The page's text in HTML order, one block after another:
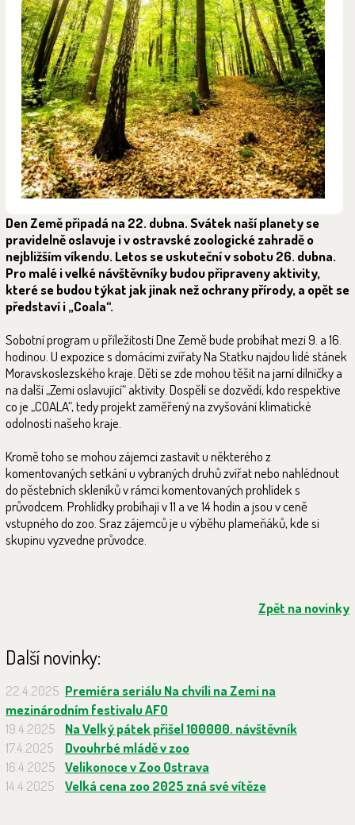
Den Země připadá na 22. dubna. Svátek naší planety se
pravidelně oslavuje i v ostravské zoologické zahradě o
nejbližším víkendu. Letos se uskuteční v sobotu 26. dubna.
Pro malé i velké návštěvníky budou připraveny aktivity,
které se budou týkat jak jinak než ochrany přírody, a opět se
představí i „Coala“.
Sobotní program u příležitosti Dne Země bude probíhat mezi 9. a 16.
hodinou. U expozice s domácími zvířaty Na Statku najdou lidé stánek
Moravskoslezského kraje. Děti se zde mohou těšit na jarní dílničky a
na další „Zemi oslavující“ aktivity. Dospělí se dozvědí, kdo respektive
co je „COALA“, tedy projekt zaměřený na zvyšování klimatické
odolnosti našeho kraje.
Kromě toho se mohou zájemci zastavit u některého z
komentovaných setkání u vybraných druhů zvířat nebo nahlédnout
do pěstebních skleníků v rámci komentovaných prohlídek s
průvodcem. Prohlídky probíhají v 11 a ve 14 hodin a jsou v ceně
vstupného do zoo. Sraz zájemců je u výběhu plameňáků, kde si
skupinu vyzvedne průvodce.
Zpět na novinky
Další novinky:
22.4.2025 Premiéra seriálu Na chvíli na Zemi na
mezinárodním festivalu AFO
19.4.2025
Na Velký pátek přišel 100000. návštěvník
17.4.2025
Dvouhrbé mládě v zoo
16.4.2025
Velikonoce v Zoo Ostrava
14.4.2025
Velká cena zoo 2025 zná své vítěze